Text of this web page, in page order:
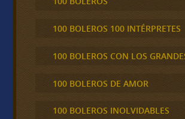
100 BOLEROS 100 INTÉRPRETES
100 BOLEROS CON LOS
100 BOLEROS DE AMOR
100 BOLEROS INOLVIDABLES